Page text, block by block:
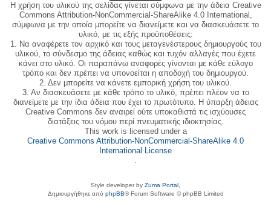
Η χρήση του υλικού της σελίδας γίνεται σύμφωνα με την άδεια Creative
Commons Attribution-NonCommercial-ShareAlike 4.0 International,
σύμφωνα με την οποία μπορείτε να διανείμετε και να διασκευάσετε το
υλικό, με τις εξής προϋποθέσεις:
1. Να αναφέρετε τον αρχικό και τους μεταγενέστερους δημιουργούς του
υλικού, το σύνδεσμο της άδειας καθώς και τυχόν αλλαγές που έχετε
κάνει στο υλικό. Οι παραπάνω αναφορές γίνονται με κάθε εύλογο
τρόπο και δεν πρέπει να υπονοείται η αποδοχή του δημιουργού.
2. Δεν μπορείτε να κάνετε εμπορική χρήση του υλικού.
3. Αν διασκευάσετε με κάθε τρόπο το υλικό, πρέπει πλέον να το
διανείμετε με την ίδια άδεια που έχει το πρωτότυπο. Η ύπαρξη άδειας
Creative Commons δεν αναιρεί ούτε υποκαθιστά τις ισχύουσες
διατάξεις του νόμου περί πνευματικής ιδιοκτησίας.
This work is licensed under a
Creative Commons Attribution-NonCommercial-ShareAlike 4.0
International License
.
Style developer by Zuma Portal
Δημιουργήθηκε από phpBB® Forum Software © phpBB Limited